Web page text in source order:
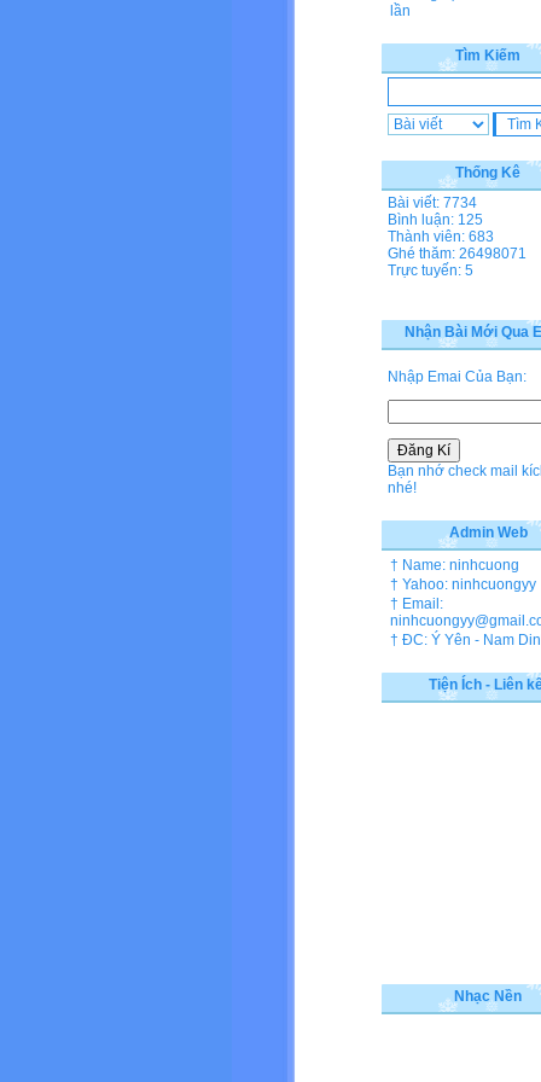
lần
Tìm Kiếm
Thống Kê
Bài viết: 7734
Bình luận: 125
Thành viên: 683
Ghé thăm: 26498071
Trực tuyến: 5
Nhận Bài Mới Qua
Nhập Emai Của Bạn:
Bạn nhớ check mail
nhé!
Admin Web
† Name: ninhcuong
† Yahoo: ninhcuongyy
† Email:
† ĐC: Ý Yên - Nam
Tiện Ích - Liên
Nhạc Nền